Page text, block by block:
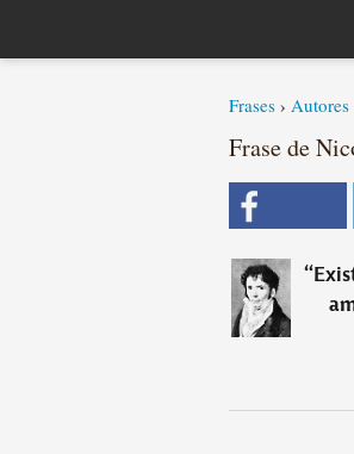
Frases › Autores
Frase de
“